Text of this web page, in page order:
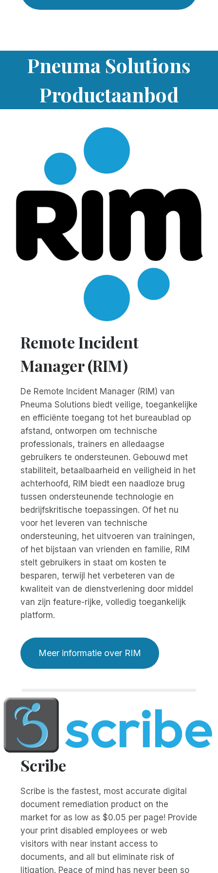
Pneuma Solutions
Productaanbod
Remote Incident
Manager (RIM)
De Remote Incident Manager (RIM) van
Pneuma Solutions biedt veilige, toegankelijke
en efficiënte toegang tot het bureaublad op
afstand, ontworpen om technische
professionals, trainers en alledaagse
gebruikers te ondersteunen. Gebouwd met
stabiliteit, betaalbaarheid en veiligheid in het
achterhoofd, RIM biedt een naadloze brug
tussen ondersteunende technologie en
bedrijfskritische toepassingen. Of het nu
voor het leveren van technische
ondersteuning, het uitvoeren van trainingen,
of het bijstaan van vrienden en familie, RIM
stelt gebruikers in staat om kosten te
besparen, terwijl het verbeteren van de
kwaliteit van de dienstverlening door middel
van zijn feature-rijke, volledig toegankelijk
platform.
Meer informatie over RIM
Scribe
Scribe is the fastest, most accurate digital
document remediation product on the
market for as low as $0.05 per page! Provide
your print disabled employees or web
visitors with near instant access to
documents, and all but eliminate risk of
litigation. Peace of mind has never been so